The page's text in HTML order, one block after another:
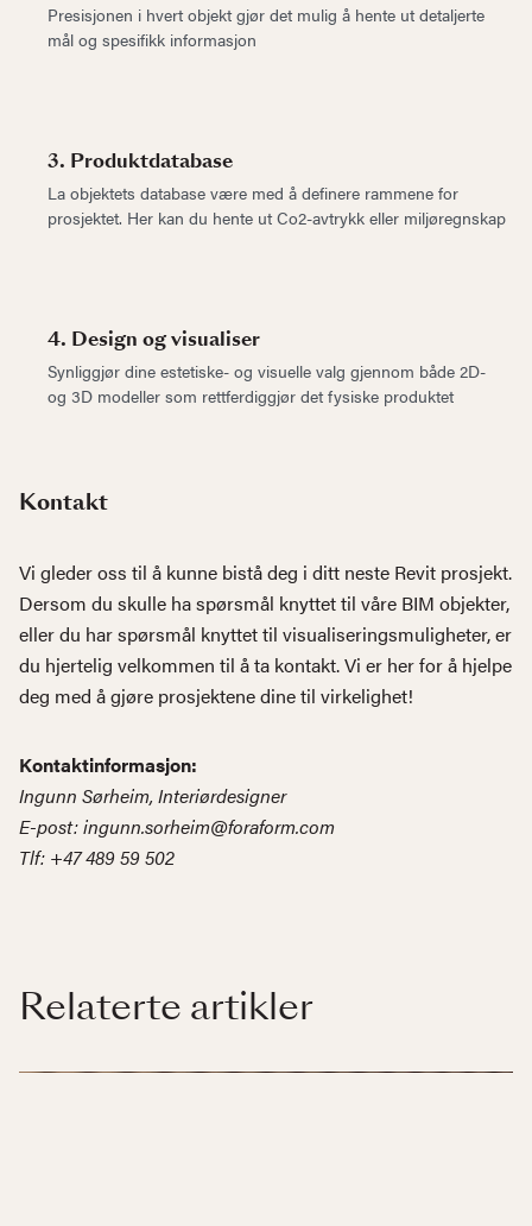
Presisjonen i hvert objekt gjør det mulig å hente ut detaljerte
mål og spesifikk informasjon
3. Produktdatabase
La objektets database være med å definere rammene for
prosjektet. Her kan du hente ut Co2-avtrykk eller miljøregnskap
4. Design og visualiser
Synliggjør dine estetiske- og visuelle valg gjennom både 2D-
og 3D modeller som rettferdiggjør det fysiske produktet
Kontakt
Vi gleder oss til å kunne bistå deg i ditt neste Revit prosjekt.
Dersom du skulle ha spørsmål knyttet til våre BIM objekter,
eller du har spørsmål knyttet til visualiseringsmuligheter, er
du hjertelig velkommen til å ta kontakt. Vi er her for å hjelpe
deg med å gjøre prosjektene dine til virkelighet!
Kontaktinformasjon:
Ingunn Sørheim, Interiørdesigner
E-post:ingunn.sorheim@foraform.com
Tlf: +47 489 59 502
Relaterte artikler